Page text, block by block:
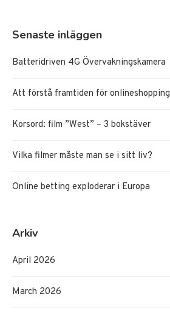
Senaste inläggen
Batteridriven 4G Övervakningskamera
Att förstå framtiden för onlineshopping
Korsord: film ”West” – 3 bokstäver
Vilka filmer måste man se i sitt liv?
Online betting exploderar i Europa
Arkiv
April 2026
March 2026